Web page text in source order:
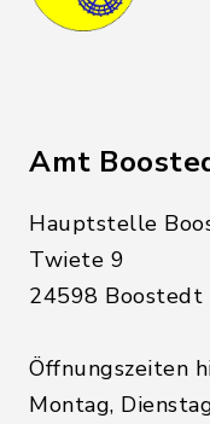
Amt
Hauptstelle
Twiete 9
24598 Boostedt
Öffnungszeiten
Montag,